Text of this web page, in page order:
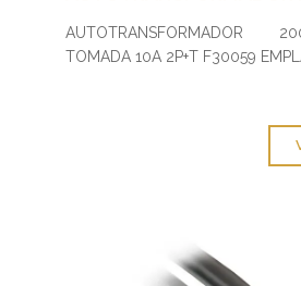
AUTOTRANSFORMADOR
TOMADA 10A 2P+T F30059